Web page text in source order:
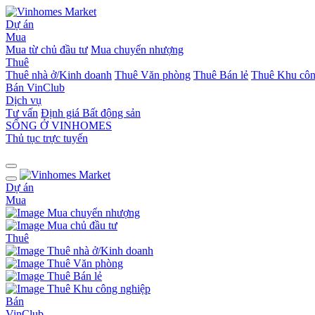
Dự án
Mua
Mua từ chủ đầu tư Mua chuyển nhượng
Thuê
Thuê nhà ở/Kinh doanh Thuê Văn phòng Thuê Bán lẻ Thuê Khu
Bán VinClub
Dịch vụ
Tư vấn Định giá Bất động sản
SỐNG Ở VINHOMES
Thủ tục trực tuyến
Dự án
Mua
Mua chuyển nhượng
Mua chủ đầu tư
Thuê
Thuê nhà ở/Kinh doanh
Thuê Văn phòng
Thuê Bán lẻ
Thuê Khu công nghiệp
Bán